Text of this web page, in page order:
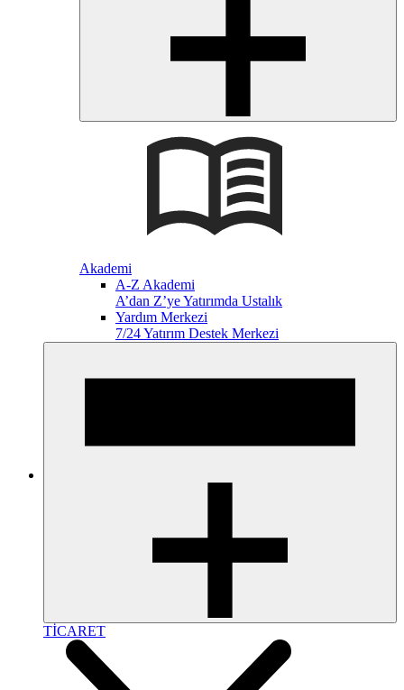
Akademi
A-Z Akademi
A’dan Z’ye Yatırımda Ustalık
Yardım Merkezi
7/24 Yatırım Destek Merkezi
TİCARET